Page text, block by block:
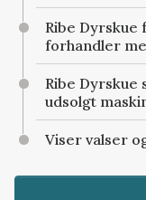
Ribe Dyrskue
forhandler
Ribe Dyrskue
udsolgt
Viser valser